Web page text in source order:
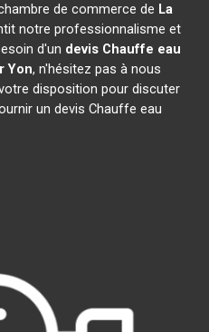
de commerce de La
notre professionnalisme et
d'un devis Chauffe eau
Yon, n'hésitez pas à nous
disposition pour discuter
un devis Chauffe eau